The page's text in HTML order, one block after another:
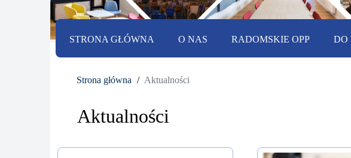
STRONA GŁÓWNA O NAS RADOMSKIE OPP DO
Strona główna Aktualności
Aktualności